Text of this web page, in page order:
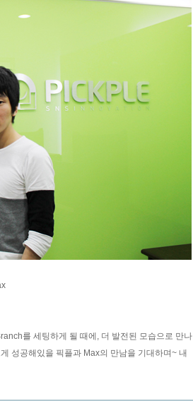
를 세팅하게 될 때에, 더 발전된 모습으로 만나
성공해있을 픽플과 Max의 만남을 기대하며~ 내